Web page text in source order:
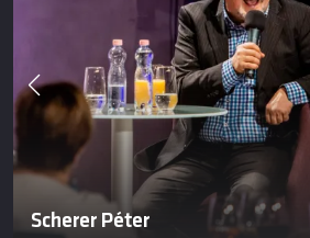
Scherer Péter